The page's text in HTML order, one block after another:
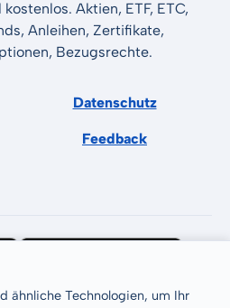
Aktien, ETF, ETC,
Anleihen, Zertifikate,
Bezugsrechte.
Datenschutz
Feedback
ähnliche Technologien, um Ihr